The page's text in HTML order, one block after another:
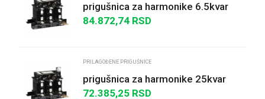
Poruka
prigušnica za harmonike 6.5kvar
135Hz (2.7) 14% 50Hz 400V
84.872,74 RSD
PRILAGOĐENE PRIGUŠNICE
prigušnica za harmonike 25kvar
190Hz (3.8) 7% 50Hz 400V
72.385,25 RSD